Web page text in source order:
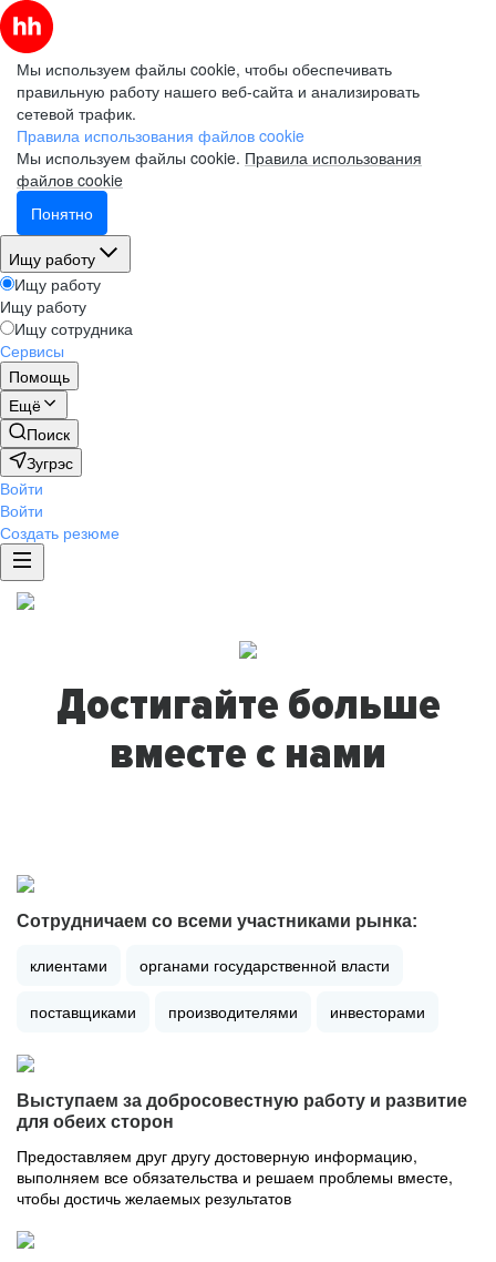
Мы используем файлы cookie, чтобы обеспечивать
правильную работу нашего веб-сайта и анализировать
сетевой трафик.
Правила использования файлов cookie
Мы используем файлы cookie. Правила использования
файлов cookie
Понятно
Ищу работу
Ищу работу
Ищу работу
Ищу сотрудника
Сервисы
Помощь
Ещё
Поиск
Зугрэс
Войти
Войти
Создать резюме
Достигайте больше
вместе с нами
Сотрудничаем со всеми участниками рынка:
клиентами органами государственной власти
поставщиками производителями инвесторами
Выступаем за добросовестную работу и развитие
для обеих сторон
Предоставляем друг другу достоверную информацию,
выполняем все обязательства и решаем проблемы вместе,
чтобы достичь желаемых результатов